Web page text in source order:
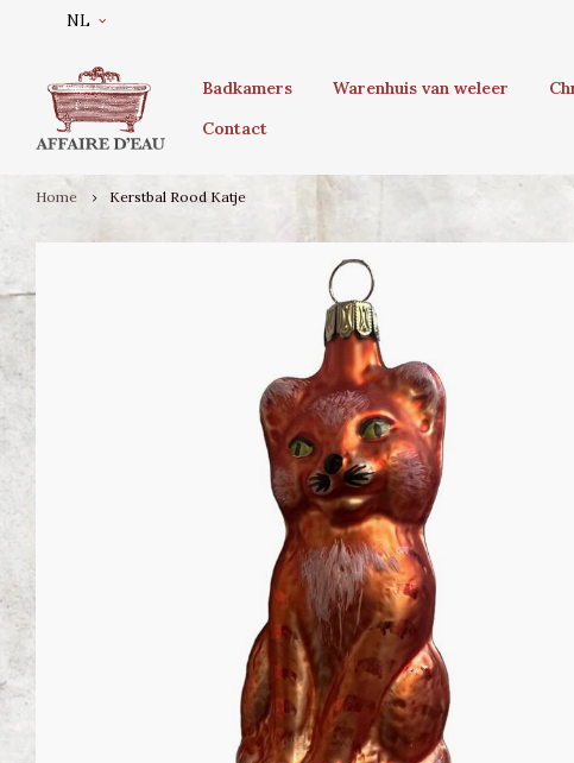
NL
Badkamers Warenhuis van weleer
Contact
Home Kerstbal Rood Katje